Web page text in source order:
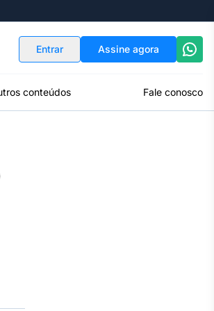
Entrar Assine agora
conteúdos Fale conosco